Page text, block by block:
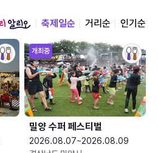
축제일순 거리순 인기순
개최중
밀양 수퍼 페스티벌
2026.08.07~2026.08.09